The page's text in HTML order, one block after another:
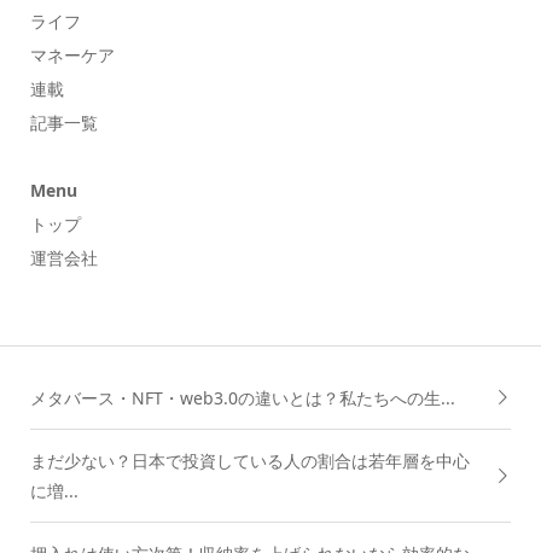
ライフ
マネーケア
連載
記事一覧
Menu
トップ
運営会社
メタバース・NFT・web3.0の違いとは？私たちへの生...
まだ少ない？日本で投資している人の割合は若年層を中心
に増...